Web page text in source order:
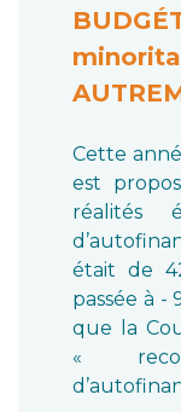
Cette
est
réalités
était de
passée à -
que la
«